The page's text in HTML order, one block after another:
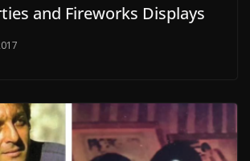
and Fireworks Displays